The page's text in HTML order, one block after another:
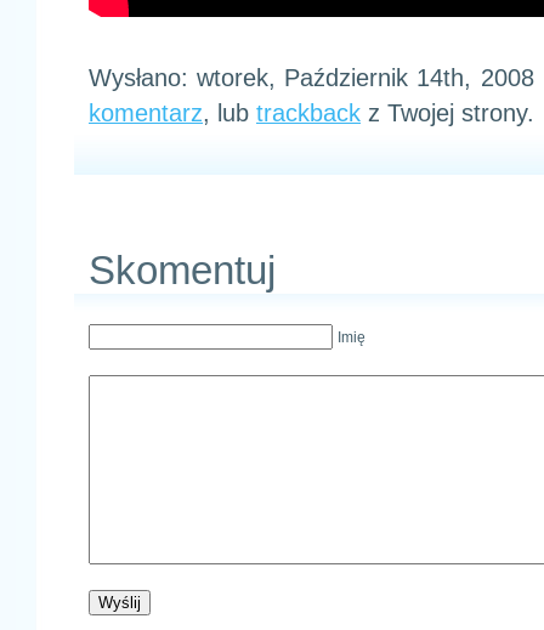
Wysłano: wtorek, Październik 14th,
komentarz, lub trackback z Twojej strony.
Skomentuj
Imię